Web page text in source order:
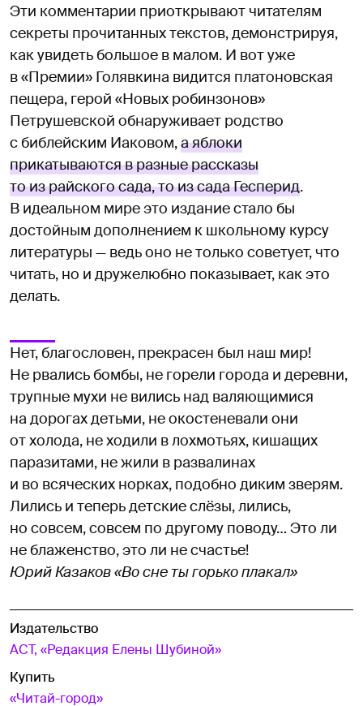
Эти комментарии приоткрывают читателям
секреты прочитанных текстов, демонстрируя,
как увидеть большое в малом. И вот уже
в «Премии» Голявкина видится платоновская
пещера, герой «Новых робинзонов»
Петрушевской обнаруживает родство
с библейским Иаковом,а яблоки
прикатываются в разные рассказы
то из райского сада, то из сада Гесперид.
В идеальном мире это издание стало бы
достойным дополнением к школьному курсу
литературы — ведь оно не только советует, что
читать, но и дружелюбно показывает, как это
делать.
Нет, благословен, прекрасен был наш мир!
Не рвались бомбы, не горели города и деревни,
трупные мухи не вились над валяющимися
на дорогах детьми, не окостеневали они
от холода, не ходили в лохмотьях, кишащих
паразитами, не жили в развалинах
и во всяческих норках, подобно диким зверям.
Лились и теперь детские слёзы, лились,
но совсем, совсем по другому поводу… Это ли
не блаженство, это ли не счастье!
Юрий Казаков «Во сне ты горько плакал»
Издательство
АСТ, «Редакция Елены Шубиной»
Купить
«Читай-город»